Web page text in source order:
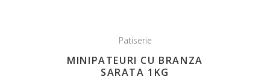
Patiserie
MINIPATEURI CU BRANZA
SARATA 1KG